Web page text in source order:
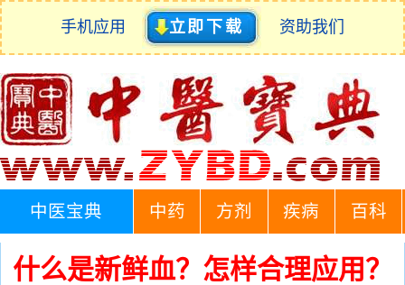
手机应用 立即下载 资助我们
中医宝典 中药 方剂 疾病 百科
什么是新鲜血？怎样合理应用？